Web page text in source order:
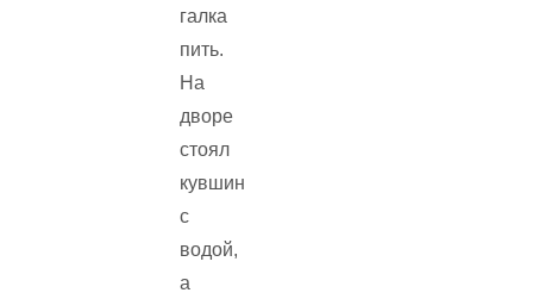
галка
пить.
На
дворе
стоял
кувшин
с
водой,
а